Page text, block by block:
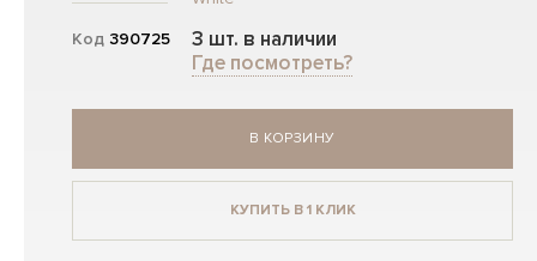
Код 390725
3 шт. в наличии
Где посмотреть?
В КОРЗИНУ
КУПИТЬ В 1 КЛИК